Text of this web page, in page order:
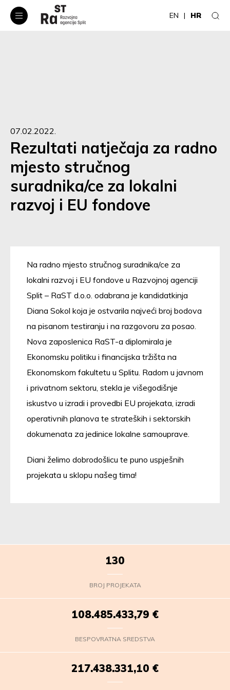
EN HR
07.02.2022.
Rezultati natječaja za radno
mjesto stručnog
suradnika/ce za lokalni
razvoj i EU fondove
Na radno mjesto stručnog suradnika/ce za
lokalni razvoj i EU fondove u Razvojnoj agenciji
Split – RaST d.o.o. odabrana je kandidatkinja
Diana Sokol koja je ostvarila najveći broj bodova
na pisanom testiranju i na razgovoru za posao.
Nova zaposlenica RaST-a diplomirala je
Ekonomsku politiku i financijska tržišta na
Ekonomskom fakultetu u Splitu. Radom u javnom
i privatnom sektoru, stekla je višegodišnje
iskustvo u izradi i provedbi EU projekata, izradi
operativnih planova te strateških i sektorskih
dokumenata za jedinice lokalne samouprave.
Diani želimo dobrodošlicu te puno uspješnih
projekata u sklopu našeg tima!
130
BROJ PROJEKATA
108.485.435,16 €
BESPOVRATNA SREDSTVA
217.438.332,47 €